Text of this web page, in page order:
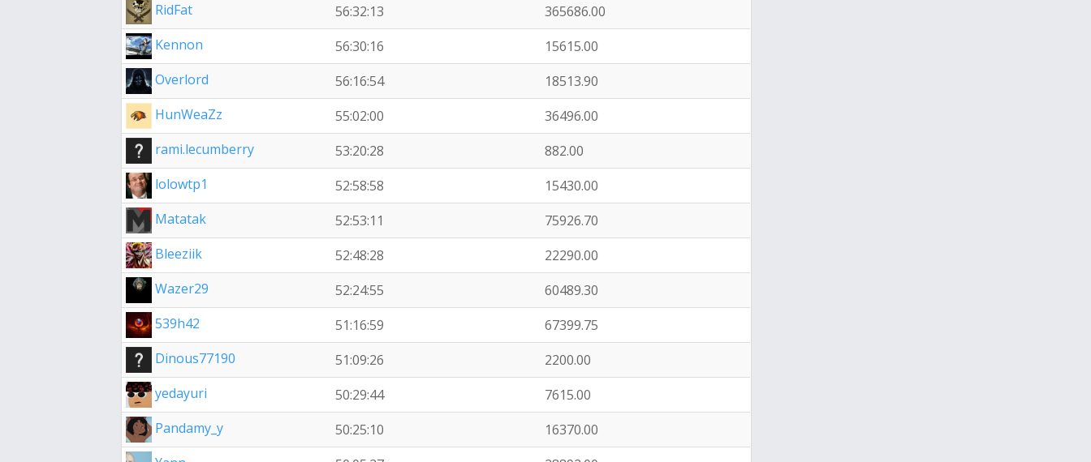
RidFat
56:32:13
365686.00
Kennon
56:30:16
15615.00
Overlord
56:16:54
18513.90
HunWeaZz
55:02:00
36496.00
rami.lecumberry
53:20:28
882.00
lolowtp1
52:58:58
15430.00
Matatak
52:53:11
75926.70
Bleeziik
52:48:28
22290.00
Wazer29
52:24:55
60489.30
539h42
51:16:59
67399.75
Dinous77190
51:09:26
2200.00
yedayuri
50:29:44
7615.00
Pandamy_y
50:25:10
16370.00